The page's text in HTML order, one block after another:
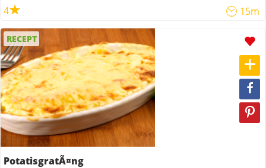
4 15m
RECEPT
PotatisgratÃ¤ng